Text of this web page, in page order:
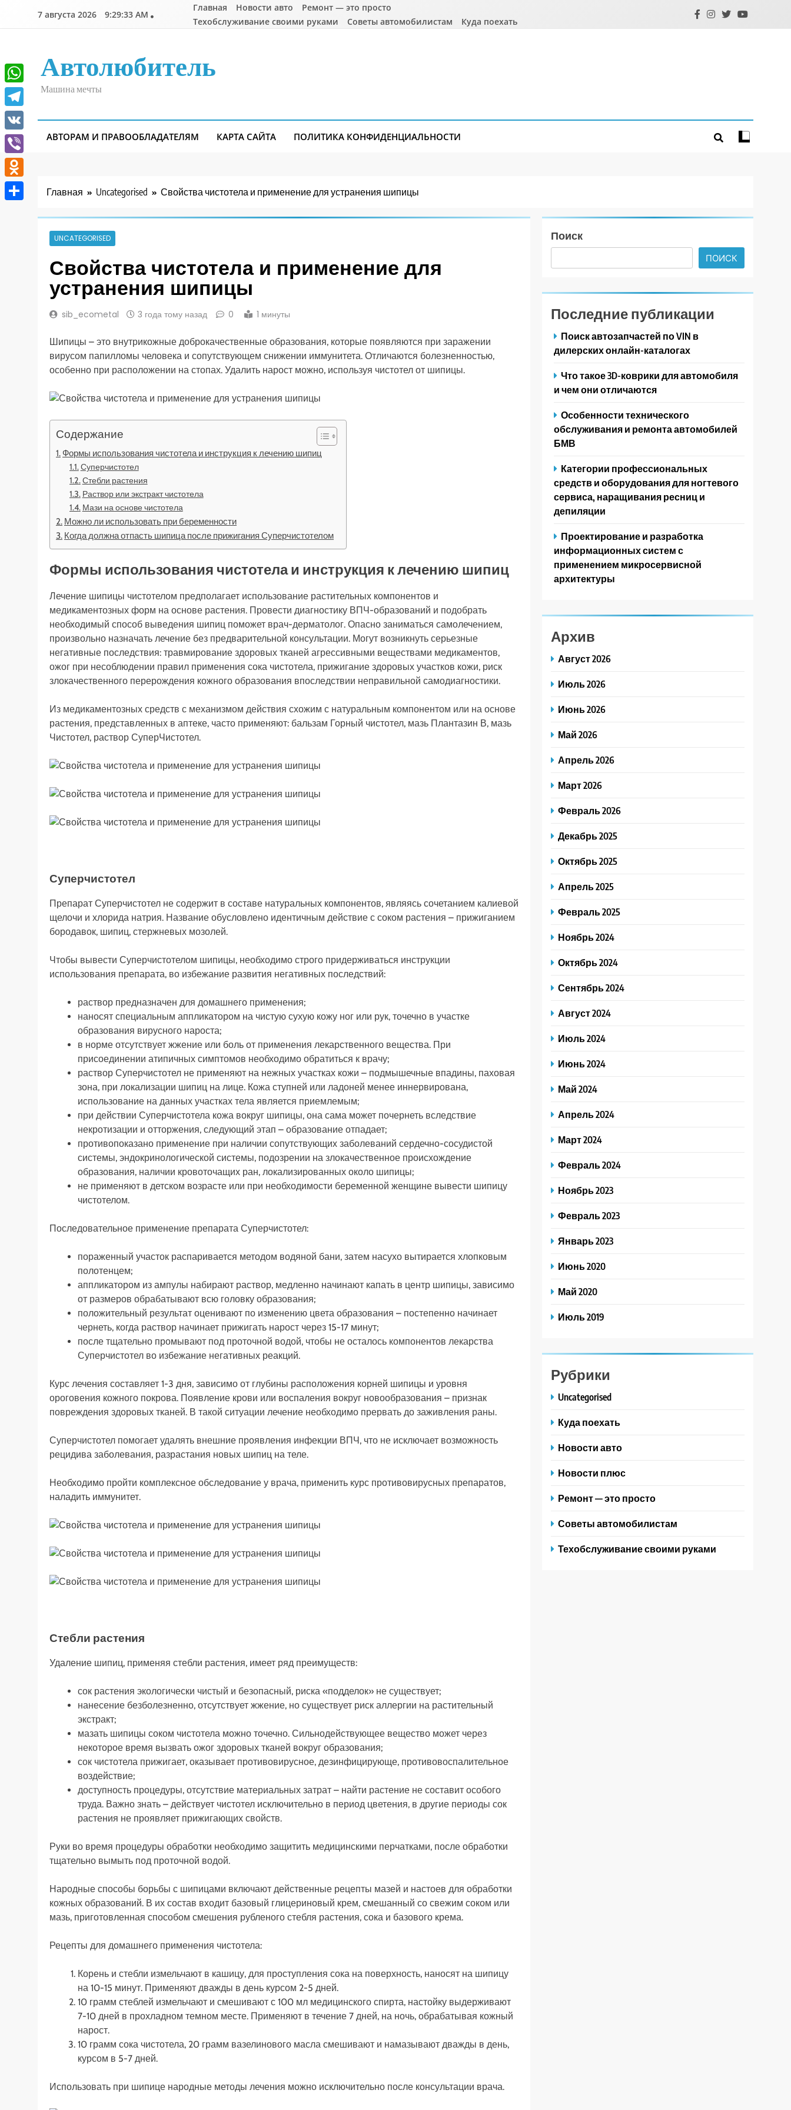
7 августа 2026 9:29:34 AM
Главная Новости авто
Ремонт — это просто
Техобслуживание своими руками
Советы автомобилистам Куда поехать
Автолюбитель
Машина мечты
АВТОРАМ И ПРАВООБЛАДАТЕЛЯМ КАРТА САЙТА ПОЛИТИКА КОНФИДЕНЦИАЛЬНОСТИ
Главная Uncategorised Свойства чистотела и применение для устранения шипицы
UNCATEGORISED
Свойства чистотела и применение для
устранения шипицы
sib_ecometal 3 года тому назад 0 1 минуты
Шипицы – это внутрикожные доброкачественные образования, которые появляются при заражении
вирусом папилломы человека и сопутствующем снижении иммунитета. Отличаются болезненностью,
особенно при расположении на стопах. Удалить нарост можно, используя чистотел от шипицы.
Содержание
Формы использования чистотела и инструкция к лечению шипиц
Суперчистотел
Стебли растения
Раствор или экстракт чистотела
Мази на основе чистотела
Можно ли использовать при беременности
Когда должна отпасть шипица после прижигания Суперчистотелом
Формы использования чистотела и инструкция к лечению шипиц
Лечение шипицы чистотелом предполагает использование растительных компонентов и
медикаментозных форм на основе растения. Провести диагностику ВПЧ-образований и подобрать
необходимый способ выведения шипиц поможет врач-дерматолог. Опасно заниматься самолечением,
произвольно назначать лечение без предварительной консультации. Могут возникнуть серьезные
негативные последствия: травмирование здоровых тканей агрессивными веществами медикаментов,
ожог при несоблюдении правил применения сока чистотела, прижигание здоровых участков кожи, риск
злокачественного перерождения кожного образования впоследствии неправильной самодиагностики.
Из медикаментозных средств с механизмом действия схожим с натуральным компонентом или на основе
растения, представленных в аптеке, часто применяют: бальзам Горный чистотел, мазь Плантазин В, мазь
Чистотел, раствор СуперЧистотел.
Суперчистотел
Препарат Суперчистотел не содержит в составе натуральных компонентов, являясь сочетанием калиевой
щелочи и хлорида натрия. Название обусловлено идентичным действие с соком растения – прижиганием
бородавок, шипиц, стержневых мозолей.
Чтобы вывести Суперчистотелом шипицы, необходимо строго придерживаться инструкции
использования препарата, во избежание развития негативных последствий:
раствор предназначен для домашнего применения;
наносят специальным аппликатором на чистую сухую кожу ног или рук, точечно в участке
образования вирусного нароста;
в норме отсутствует жжение или боль от применения лекарственного вещества. При
присоединении атипичных симптомов необходимо обратиться к врачу;
раствор Суперчистотел не применяют на нежных участках кожи – подмышечные впадины, паховая
зона, при локализации шипиц на лице. Кожа ступней или ладоней менее иннервирована,
использование на данных участках тела является приемлемым;
при действии Суперчистотела кожа вокруг шипицы, она сама может почернеть вследствие
некротизации и отторжения, следующий этап – образование отпадает;
противопоказано применение при наличии сопутствующих заболеваний сердечно-сосудистой
системы, эндокринологической системы, подозрении на злокачественное происхождение
образования, наличии кровоточащих ран, локализированных около шипицы;
не применяют в детском возрасте или при необходимости беременной женщине вывести шипицу
чистотелом.
Последовательное применение препарата Суперчистотел:
пораженный участок распаривается методом водяной бани, затем насухо вытирается хлопковым
полотенцем;
аппликатором из ампулы набирают раствор, медленно начинают капать в центр шипицы, зависимо
от размеров обрабатывают всю головку образования;
положительный результат оценивают по изменению цвета образования – постепенно начинает
чернеть, когда раствор начинает прижигать нарост через 15-17 минут;
после тщательно промывают под проточной водой, чтобы не осталось компонентов лекарства
Суперчистотел во избежание негативных реакций.
Курс лечения составляет 1-3 дня, зависимо от глубины расположения корней шипицы и уровня
ороговения кожного покрова. Появление крови или воспаления вокруг новообразования – признак
повреждения здоровых тканей. В такой ситуации лечение необходимо прервать до заживления раны.
Суперчистотел помогает удалять внешние проявления инфекции ВПЧ, что не исключает возможность
рецидива заболевания, разрастания новых шипиц на теле.
Необходимо пройти комплексное обследование у врача, применить курс противовирусных препаратов,
наладить иммунитет.
Стебли растения
Удаление шипиц, применяя стебли растения, имеет ряд преимуществ:
сок растения экологически чистый и безопасный, риска «подделок» не существует;
нанесение безболезненно, отсутствует жжение, но существует риск аллергии на растительный
экстракт;
мазать шипицы соком чистотела можно точечно. Сильнодействующее вещество может через
некоторое время вызвать ожог здоровых тканей вокруг образования;
сок чистотела прижигает, оказывает противовирусное, дезинфицирующе, противовоспалительное
воздействие;
доступность процедуры, отсутствие материальных затрат – найти растение не составит особого
труда. Важно знать – действует чистотел исключительно в период цветения, в другие периоды сок
растения не проявляет прижигающих свойств.
Руки во время процедуры обработки необходимо защитить медицинскими перчатками, после обработки
тщательно вымыть под проточной водой.
Народные способы борьбы с шипицами включают действенные рецепты мазей и настоев для обработки
кожных образований. В их состав входит базовый глицериновый крем, смешанный со свежим соком или
мазь, приготовленная способом смешения рубленого стебля растения, сока и базового крема.
Рецепты для домашнего применения чистотела:
Корень и стебли измельчают в кашицу, для проступления сока на поверхность, наносят на шипицу
на 10-15 минут. Применяют дважды в день курсом 2-5 дней.
10 грамм стеблей измельчают и смешивают с 100 мл медицинского спирта, настойку выдерживают
7-10 дней в прохладном темном месте. Применяют в течение 7 дней, на ночь, обрабатывая кожный
нарост.
10 грамм сока чистотела, 20 грамм вазелинового масла смешивают и намазывают дважды в день,
курсом в 5-7 дней.
Использовать при шипице народные методы лечения можно исключительно после консультации врача.
Поиск
ПОИСК
Последние публикации
Поиск автозапчастей по VIN в
дилерских онлайн-каталогах
Что такое 3D-коврики для автомобиля
и чем они отличаются
Особенности технического
обслуживания и ремонта автомобилей
БМВ
Категории профессиональных
средств и оборудования для ногтевого
сервиса, наращивания ресниц и
депиляции
Проектирование и разработка
информационных систем с
применением микросервисной
архитектуры
Архив
Август 2026
Июль 2026
Июнь 2026
Май 2026
Апрель 2026
Март 2026
Февраль 2026
Декабрь 2025
Октябрь 2025
Апрель 2025
Февраль 2025
Ноябрь 2024
Октябрь 2024
Сентябрь 2024
Август 2024
Июль 2024
Июнь 2024
Май 2024
Апрель 2024
Март 2024
Февраль 2024
Ноябрь 2023
Февраль 2023
Январь 2023
Июнь 2020
Май 2020
Июль 2019
Рубрики
Uncategorised
Куда поехать
Новости авто
Новости плюс
Ремонт — это просто
Советы автомобилистам
Техобслуживание своими руками
WhatsApp
Telegram
VK
Viber
Odnoklassniki